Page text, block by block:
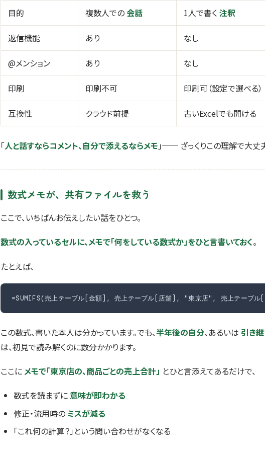
目的 複数人での 会話 1人で書く 注釈
返信機能 あり なし
@メンション あり なし
印刷 印刷不可 印刷可（設定で選べる）
互換性 クラウド前提 古いExcelでも開ける
「人と話すならコメント、自分で添えるならメモ」── ざっくりこの理解で大丈
数式メモが、共有ファイルを救う
ここで、いちばんお伝えしたい話をひとつ。
数式の入っているセルに、メモで「何をしている数式か」をひと言書いておく。
たとえば、
=SUMIFS(売上テーブル[金額], 売上テーブル[店舗], "東京店", 売上テーブ
この数式、書いた本人は分かっています。でも、半年後の自分、あるいは 引き
は、初見で読み解くのに数分かかります。
ここにメモで「東京店の、商品ごとの売上合計」 とひと言添えてあるだけで、
数式を読まずに意味が即わかる
修正・流用時の ミスが減る
「これ何の計算？」という問い合わせがなくなる